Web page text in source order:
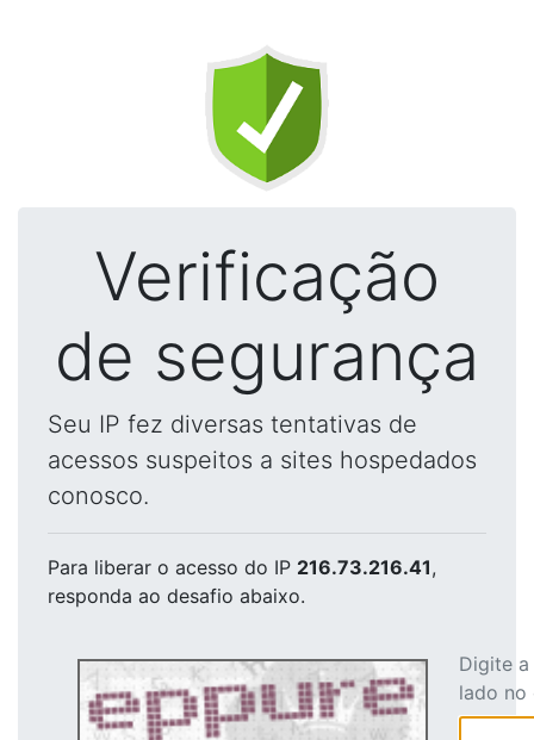
Verificação
de segurança
Seu IP fez diversas tentativas de
acessos suspeitos a sites hospedados
conosco.
Para liberar o acesso do IP 216.73.216.41,
responda ao desafio abaixo.
Digite
lado no